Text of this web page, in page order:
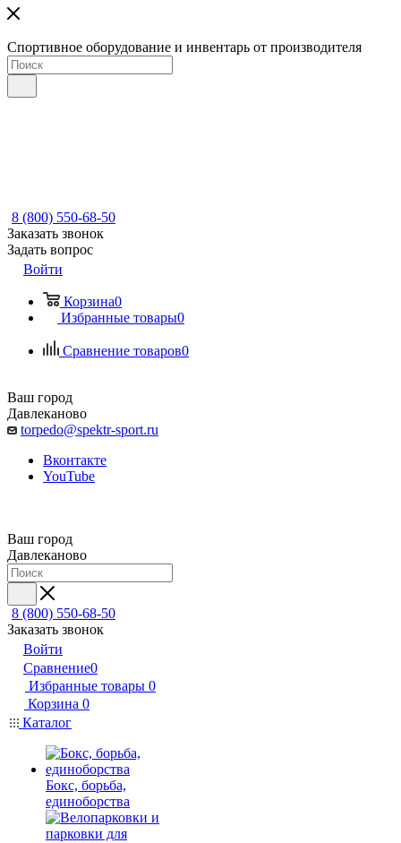
Спортивное оборудование и инвентарь от производителя
8 (800) 550-68-50
Заказать звонок
Задать вопрос
Войти
Корзина0
Избранные товары0
Сравнение товаров0
Ваш город
Давлеканово
torpedo@spektr-sport.ru
Вконтакте
YouTube
Ваш город
Давлеканово
8 (800) 550-68-50
Заказать звонок
Войти
Сравнение0
Избранные товары 0
Корзина 0
Каталог
Бокс, борьба,
единоборства